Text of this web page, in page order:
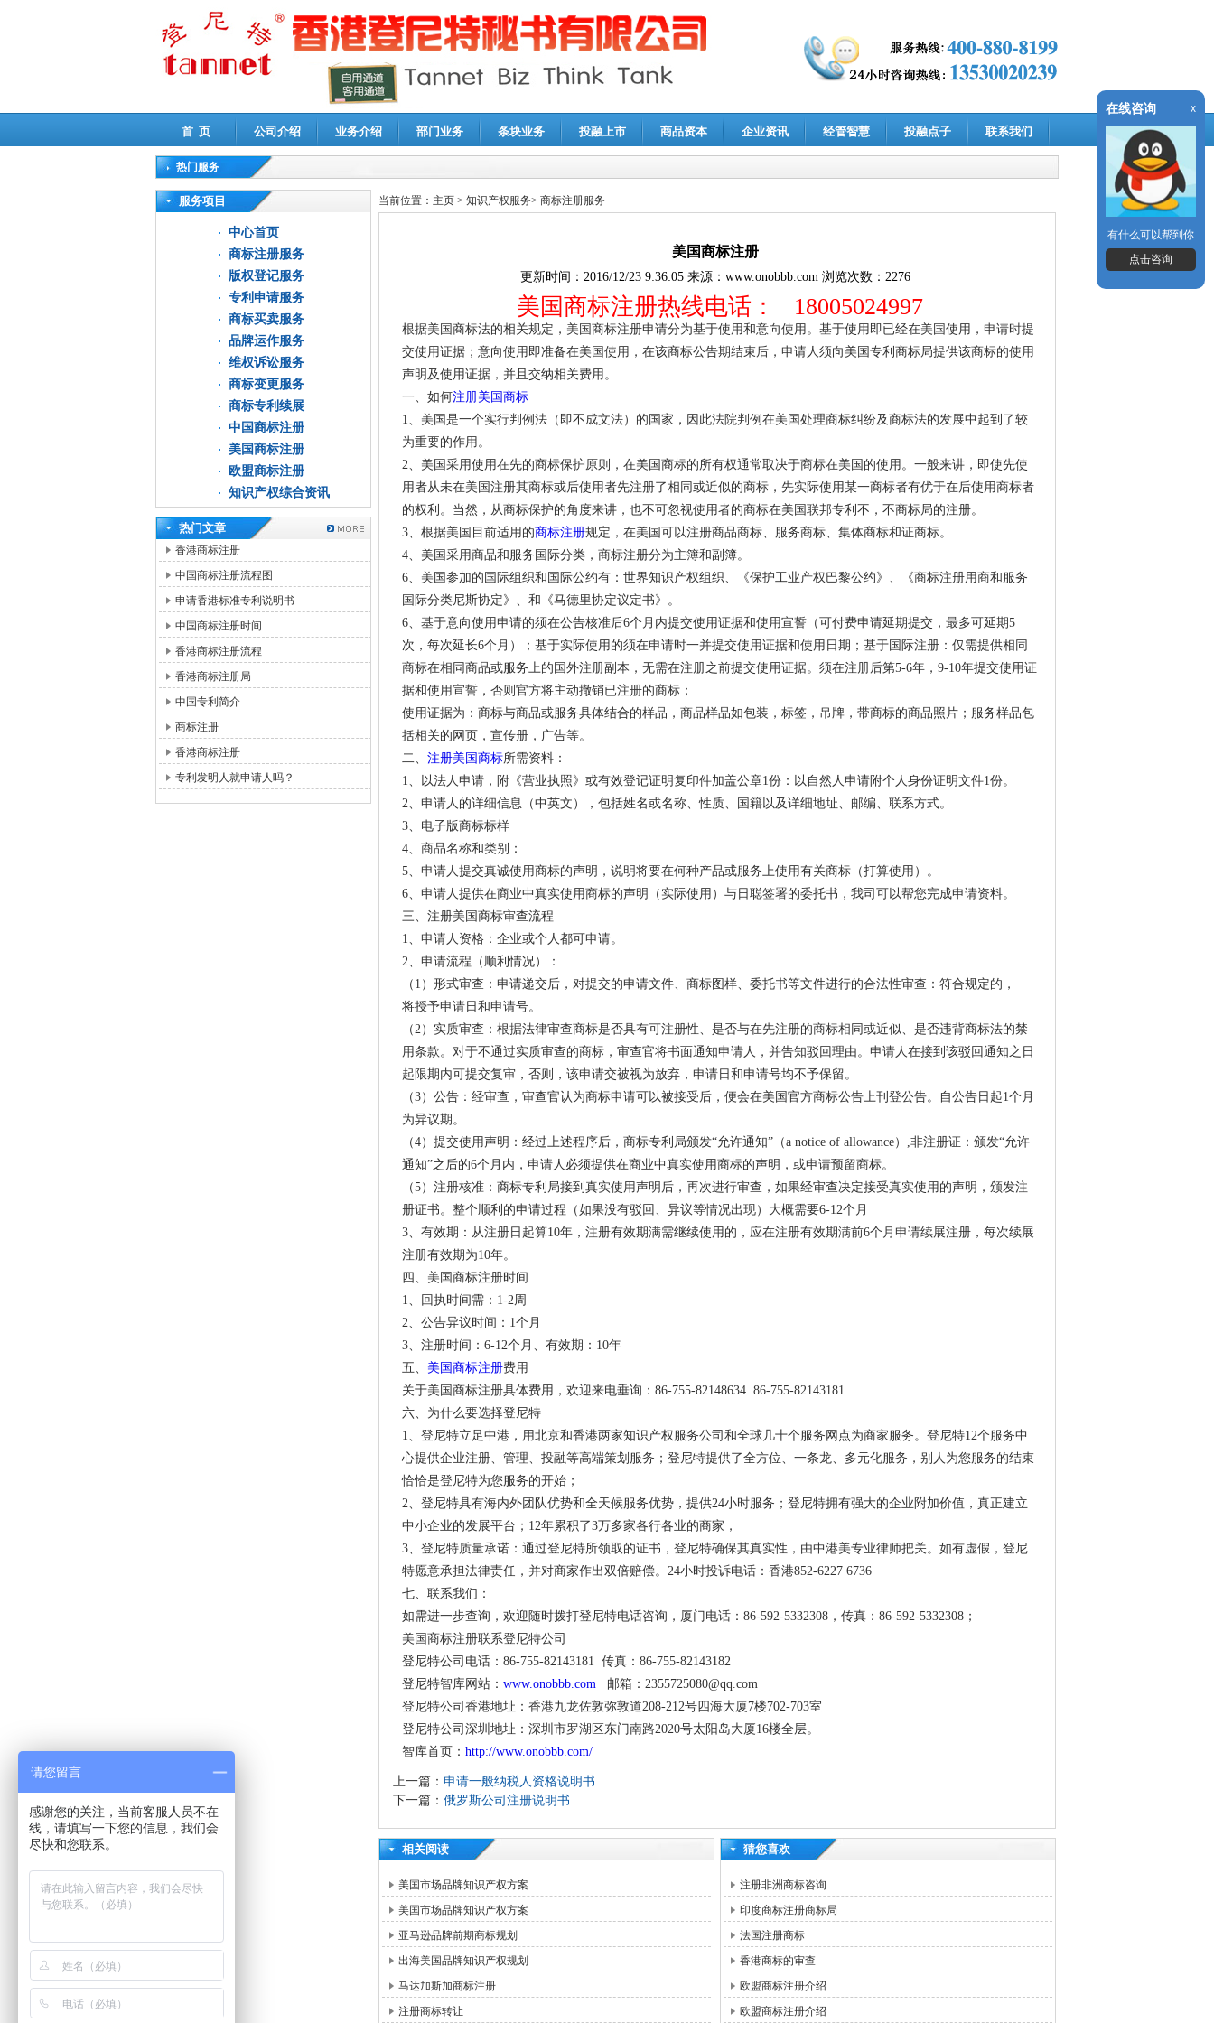
首 页 公司介绍 业务介绍 部门业务 条块业务 投融上市 商品资本 企业资讯 经管智慧 投融点子 联系我们
热门服务
高新技术企业认定审计|企业所得税汇算清缴申报鉴证
服务项目
中心首页
商标注册服务
版权登记服务
专利申请服务
商标买卖服务
品牌运作服务
维权诉讼服务
商标变更服务
商标专利续展
中国商标注册
美国商标注册
欧盟商标注册
知识产权综合资讯
热门文章
香港商标注册
中国商标注册流程图
申请香港标准专利说明书
中国商标注册时间
香港商标注册流程
香港商标注册局
中国专利简介
商标注册
香港商标注册
专利发明人就申请人吗？
当前位置： 主页 > 知识产权服务> 商标注册服务
美国商标注册
更新时间： 2016/12/23 9:36:05来源： www.onobbb.com浏览次数：2276
美国商标注册热线电话： 18005024997
根据美国商标法的相关规定，美国商标注册申请分为基于使用和意向使用。基于使用即已经在美国使用，申请时提
交使用证据；意向使用即准备在美国使用，在该商标公告期结束后，申请人须向美国专利商标局提供该商标的使用
声明及使用证据，并且交纳相关费用。
一、如何注册美国商标
1、美国是一个实行判例法（即不成文法）的国家，因此法院判例在美国处理商标纠纷及商标法的发展中起到了较
为重要的作用。
2、美国采用使用在先的商标保护原则，在美国商标的所有权通常取决于商标在美国的使用。一般来讲，即使先使
用者从未在美国注册其商标或后使用者先注册了相同或近似的商标，先实际使用某一商标者有优于在后使用商标者
的权利。当然，从商标保护的角度来讲，也不可忽视使用者的商标在美国联邦专利不，不商标局的注册。
3、根据美国目前适用的商标注册规定，在美国可以注册商品商标、服务商标、集体商标和证商标。
4、美国采用商品和服务国际分类，商标注册分为主簿和副簿。
6、美国参加的国际组织和国际公约有：世界知识产权组织、《保护工业产权巴黎公约》、《商标注册用商和服务
国际分类尼斯协定》、和《马德里协定议定书》。
6、基于意向使用申请的须在公告核准后6个月内提交使用证据和使用宣誓（可付费申请延期提交，最多可延期5
次，每次延长6个月）；基于实际使用的须在申请时一并提交使用证据和使用日期；基于国际注册：仅需提供相同
商标在相同商品或服务上的国外注册副本，无需在注册之前提交使用证据。须在注册后第5-6年，9-10年提交使用证
据和使用宣誓，否则官方将主动撤销已注册的商标；
使用证据为：商标与商品或服务具体结合的样品，商品样品如包装，标签，吊牌，带商标的商品照片；服务样品包
括相关的网页，宣传册，广告等。
二、 注册美国商标所需资料：
1、以法人申请，附《营业执照》或有效登记证明复印件加盖公章1份：以自然人申请附个人身份证明文件1份。
2、申请人的详细信息（中英文），包括姓名或名称、性质、国籍以及详细地址、邮编、联系方式。
3、电子版商标标样
4、商品名称和类别：
5、申请人提交真诚使用商标的声明，说明将要在何种产品或服务上使用有关商标（打算使用）。
6、申请人提供在商业中真实使用商标的声明（实际使用）与日聪签署的委托书，我司可以帮您完成申请资料。
三、注册美国商标审查流程
1、申请人资格：企业或个人都可申请。
2、申请流程（顺利情况）：
（1）形式审查：申请递交后，对提交的申请文件、商标图样、委托书等文件进行的合法性审查：符合规定的，
将授予申请日和申请号。
（2）实质审查：根据法律审查商标是否具有可注册性、是否与在先注册的商标相同或近似、是否违背商标法的禁
用条款。对于不通过实质审查的商标，审查官将书面通知申请人，并告知驳回理由。申请人在接到该驳回通知之日
起限期内可提交复审，否则，该申请交被视为放弃，申请日和申请号均不予保留。
（3）公告：经审查，审查官认为商标申请可以被接受后，便会在美国官方商标公告上刊登公告。自公告日起1个月
为异议期。
（4）提交使用声明：经过上述程序后，商标专利局颁发“允许通知”（a notice of allowance）,非注册证：颁发“允许
通知”之后的6个月内，申请人必须提供在商业中真实使用商标的声明，或申请预留商标。
（5）注册核准：商标专利局接到真实使用声明后，再次进行审查，如果经审查决定接受真实使用的声明，颁发注
册证书。整个顺利的申请过程（如果没有驳回、异议等情况出现）大概需要6-12个月
3、有效期：从注册日起算10年，注册有效期满需继续使用的，应在注册有效期满前6个月申请续展注册，每次续展
注册有效期为10年。
四、美国商标注册时间
1、回执时间需：1-2周
2、公告异议时间：1个月
3、注册时间：6-12个月、有效期：10年
五、 美国商标注册费用
关于美国商标注册具体费用，欢迎来电垂询：86-755-82148634 86-755-82143181
六、为什么要选择登尼特
1、登尼特立足中港，用北京和香港两家知识产权服务公司和全球几十个服务网点为商家服务。登尼特12个服务中
心提供企业注册、管理、投融等高端策划服务；登尼特提供了全方位、一条龙、多元化服务，别人为您服务的结束
恰恰是登尼特为您服务的开始；
2、登尼特具有海内外团队优势和全天候服务优势，提供24小时服务；登尼特拥有强大的企业附加价值，真正建立
中小企业的发展平台；12年累积了3万多家各行各业的商家，
3、登尼特质量承诺：通过登尼特所领取的证书，登尼特确保其真实性，由中港美专业律师把关。如有虚假，登尼
特愿意承担法律责任，并对商家作出双倍赔偿。24小时投诉电话：香港852-6227 6736
七、联系我们：
如需进一步查询，欢迎随时拨打登尼特电话咨询，厦门电话：86-592-5332308，传真：86-592-5332308；
美国商标注册联系登尼特公司
登尼特公司电话：86-755-82143181 传真：86-755-82143182
登尼特智库网站： www.onobbb.com 邮箱：2355725080@qq.com
登尼特公司香港地址：香港九龙佐敦弥敦道208-212号四海大厦7楼702-703室
登尼特公司深圳地址：深圳市罗湖区东门南路2020号太阳岛大厦16楼全层。
智库首页： http://www.onobbb.com/
上一篇： 申请一般纳税人资格说明书
下一篇： 俄罗斯公司注册说明书
相关阅读
美国市场品牌知识产权方案
美国市场品牌知识产权方案
亚马逊品牌前期商标规划
出海美国品牌知识产权规划
马达加斯加商标注册
注册商标转让
猜您喜欢
注册非洲商标咨询
印度商标注册商标局
法国注册商标
香港商标的审查
欧盟商标注册介绍
欧盟商标注册介绍
在线咨询 x
有什么可以帮到你
点击咨询
请您留言
感谢您的关注，当前客服人员不在
线，请填写一下您的信息，我们会
尽快和您联系。